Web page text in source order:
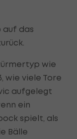
auf das
wie
wie viele Tore
aufgelegt
ein
spielt, als
Bälle